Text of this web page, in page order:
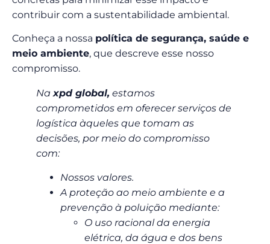
contribuir com a sustentabilidade ambiental.
Conheça a nossa política de segurança, saúde e
meio ambiente, que descreve esse nosso
compromisso.
Naxpd global, estamos
comprometidos em oferecer serviços de
logística àqueles que tomam as
decisões, por meio do compromisso
com:
Nossos valores.
A proteção ao meio ambiente e a
prevenção à poluição mediante:
O uso racional da energia
elétrica, da água e dos bens